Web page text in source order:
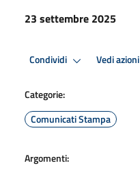
23 settembre 2025
Condividi Vedi azioni
Categorie:
Comunicati Stampa
Argomenti: